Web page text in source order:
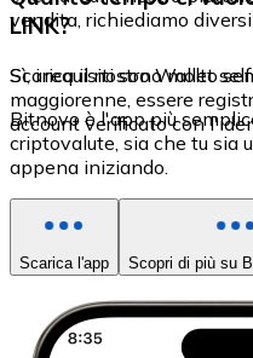
vendita, richiediamo
LINK?
Sì, i requisiti sono molto
maggiorenne, essere
account verificato con
Scarica il nostro Wallet
Bitnovo è l'app più
criptovalute, sia che tu sia
appena iniziando.
Scarica l'app Scopri di più su